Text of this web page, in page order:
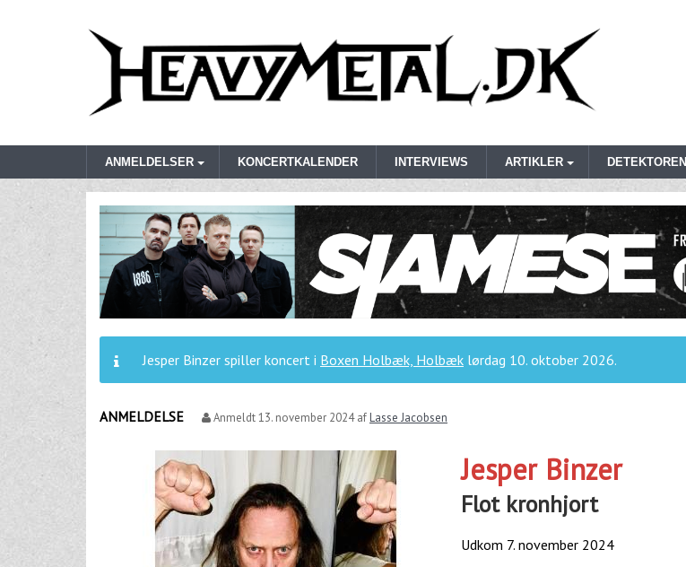
ANMELDELSER KONCERTKALENDER INTERVIEWS ARTIKLER DETEKTOREN
Jesper Binzer spiller koncert i Boxen Holbæk, Holbæk lørdag 10. oktober 2026.
ANMELDELSE Anmeldt13. november 2024afLasse Jacobsen
Jesper Binzer
Flot kronhjort
Udkom 7. november 2024